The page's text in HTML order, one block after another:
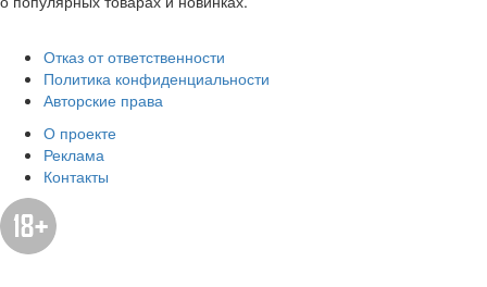
Отказ от ответственности
Политика конфиденциальности
Авторские права
О проекте
Реклама
Контакты